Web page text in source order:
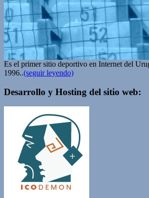
Es el primer sitio deportivo en Internet del
1996..(seguir leyendo)
Desarrollo y Hosting del sitio web: